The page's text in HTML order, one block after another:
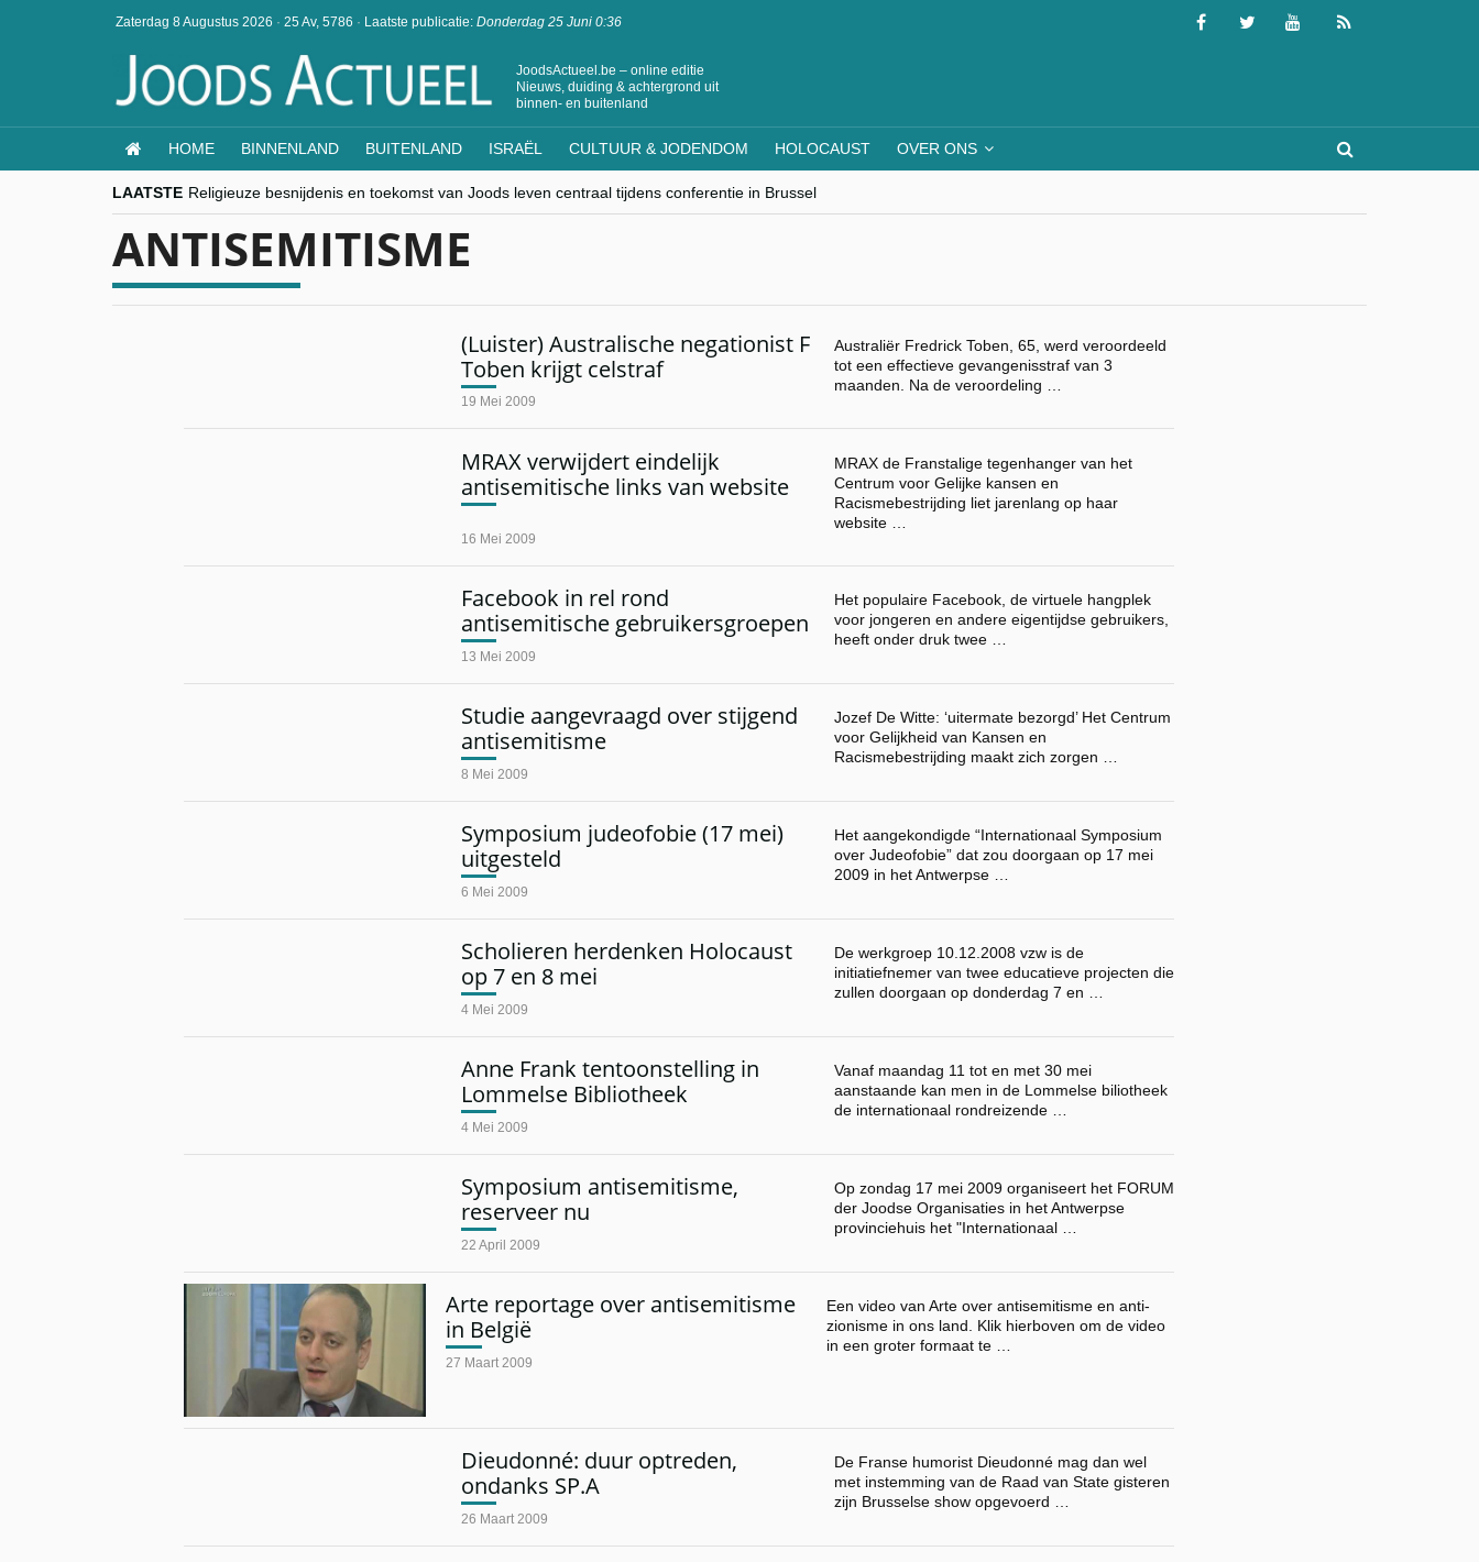
Zaterdag 8 Augustus 2026 · 25 Av, 5786 · Laatste publicatie: Donderdag 25 Juni 0:36
JoodsActueel.be – online editie
Nieuws, duiding & achtergrond uit
binnen- en buitenland
HOME BINNENLAND BUITENLAND ISRAËL CULTUUR & JODENDOM HOLOCAUST OVER ONS
LAATSTE Religieuze besnijdenis en toekomst van Joods leven centraal tijdens conferentie in Brussel
“Besnijdenisdebat toont hoe moeilijk seculiere Westen minderheden begrijpt”, Jinnih Beels (Vooruit)
CITYTRIP | ROEMENIË – Boekarest: de verrassing van Oost-Europa
“Vandaag zit elke Jood in België op de beklaagdenbank”
goKosher lanceert nieuwe website en samenwerking met Mishpacha voor kosher travel en simchas wereldwijd
ANTISEMITISME
(Luister) Australische negationist F
Toben krijgt celstraf
19 Mei 2009
Australiër Fredrick Toben, 65, werd veroordeeld
tot een effectieve gevangenisstraf van 3
maanden. Na de veroordeling …
MRAX verwijdert eindelijk
antisemitische links van website
16 Mei 2009
MRAX de Franstalige tegenhanger van het
Centrum voor Gelijke kansen en
Racismebestrijding liet jarenlang op haar
website …
Facebook in rel rond
antisemitische gebruikersgroepen
13 Mei 2009
Het populaire Facebook, de virtuele hangplek
voor jongeren en andere eigentijdse gebruikers,
heeft onder druk twee …
Studie aangevraagd over stijgend
antisemitisme
8 Mei 2009
Jozef De Witte: ‘uitermate bezorgd’ Het Centrum
voor Gelijkheid van Kansen en
Racismebestrijding maakt zich zorgen …
Symposium judeofobie (17 mei)
uitgesteld
6 Mei 2009
Het aangekondigde “Internationaal Symposium
over Judeofobie” dat zou doorgaan op 17 mei
2009 in het Antwerpse …
Scholieren herdenken Holocaust
op 7 en 8 mei
4 Mei 2009
De werkgroep 10.12.2008 vzw is de
initiatiefnemer van twee educatieve projecten die
zullen doorgaan op donderdag 7 en …
Anne Frank tentoonstelling in
Lommelse Bibliotheek
4 Mei 2009
Vanaf maandag 11 tot en met 30 mei
aanstaande kan men in de Lommelse biliotheek
de internationaal rondreizende …
Symposium antisemitisme,
reserveer nu
22 April 2009
Op zondag 17 mei 2009 organiseert het FORUM
der Joodse Organisaties in het Antwerpse
provinciehuis het "Internationaal …
Arte reportage over antisemitisme
in België
27 Maart 2009
Een video van Arte over antisemitisme en anti-
zionisme in ons land. Klik hierboven om de video
in een groter formaat te …
Dieudonné: duur optreden,
ondanks SP.A
26 Maart 2009
De Franse humorist Dieudonné mag dan wel
met instemming van de Raad van State gisteren
zijn Brusselse show opgevoerd …